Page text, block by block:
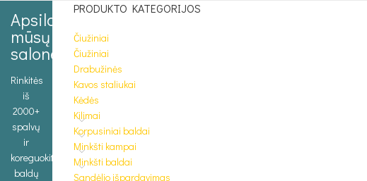
Apsilankykite
mūsų
salone
Rinkitės
iš
2000+
spalvų
ir
koreguokite
baldų
PRODUKTO KATEGORIJOS
Čiužiniai
Čiužiniai
Drabužinės
Kavos staliukai
Kėdės
Kilimai
Korpusiniai baldai
Minkšti kampai
Minkšti baldai
Sandėlio išpardavimas